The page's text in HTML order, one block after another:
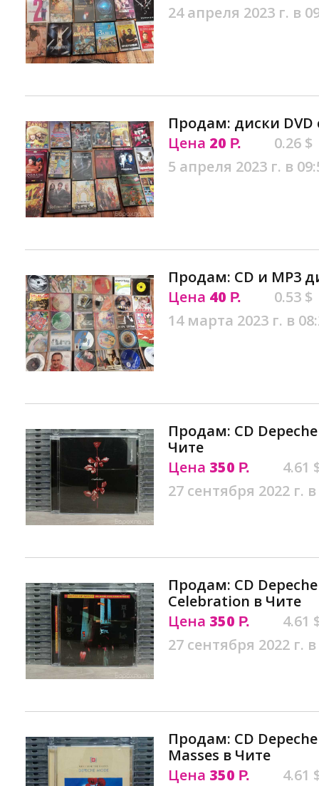
24 апреля 2023 г. в
Продам: диски
Цена 20 Р.
0.26 $
5 апреля 2023 г. в
Продам: CD и МP3
Цена 40 Р.
0.53 $
14 марта 2023 г. в
Продам: CD
Чите
Цена 350 Р.
4.61
27 сентября 2022 г.
Продам: CD
Celebration в Чите
Цена 350 Р.
4.61
27 сентября 2022 г.
Продам: CD
Masses в Чите
Цена 350 Р.
4.61